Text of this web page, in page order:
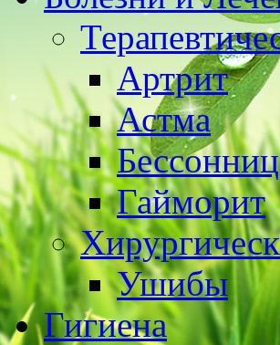
Артрит
Астма
Гайморит
Ушибы
Гигиена